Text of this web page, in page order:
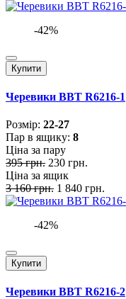
-42%
Купити
Черевики BBT R6216-1
Розмiр: 22-27
Пар в ящику: 8
Ціна за пару
395 грн. 230 грн.
Ціна за ящик
3 160 грн. 1 840 грн.
-42%
Купити
Черевики BBT R6216-2